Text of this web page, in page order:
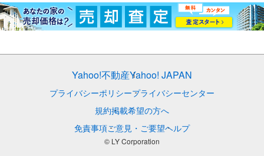
Yahoo!不動産Yahoo! JAPAN
プライバシーポリシープライバシーセンター
規約掲載希望の方へ
免責事項ご意見・ご要望ヘルプ
© LY Corporation